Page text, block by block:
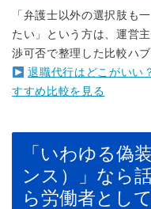
「弁護士以外の選択肢も
たい」という方は、運営
渉可否で整理した比較ハ
退職代行はどこがいい
すすめ比較を見る
「いわゆる偽
ンス）」なら
ら労働者とし